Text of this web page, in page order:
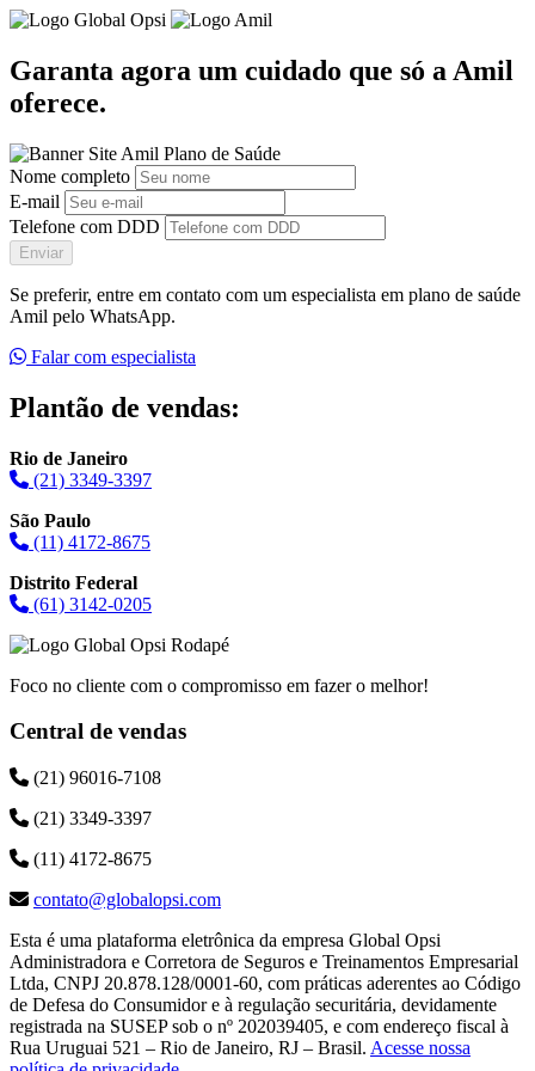
Garanta agora um cuidado que só a Amil
oferece.
Nome completo
E-mail
Telefone com DDD
Enviar
Se preferir, entre em contato com um especialista em plano de saúde
Amil pelo WhatsApp.
Falar com especialista
Plantão de vendas:
Rio de Janeiro
(21) 3349-3397
São Paulo
(11) 4172-8675
Distrito Federal
(61) 3142-0205
Foco no cliente com o compromisso em fazer o melhor!
Central de vendas
(21) 96016-7108
(21) 3349-3397
(11) 4172-8675
contato@globalopsi.com
Esta é uma plataforma eletrônica da empresa Global Opsi
Administradora e Corretora de Seguros e Treinamentos Empresarial
Ltda, CNPJ 20.878.128/0001-60, com práticas aderentes ao Código
de Defesa do Consumidor e à regulação securitária, devidamente
registrada na SUSEP sob o nº 202039405, e com endereço fiscal à
Rua Uruguai 521 – Rio de Janeiro, RJ – Brasil. Acesse nossa